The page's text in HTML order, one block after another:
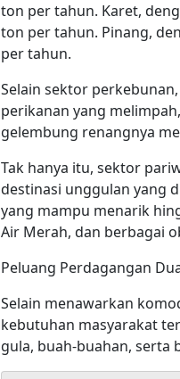
ton per tahun. Karet,
ton per tahun. Pinang,
per tahun.
Selain sektor
perikanan yang
gelembung renangnya
Tak hanya itu, sektor
destinasi unggulan yang
yang mampu menarik
Air Merah, dan berbagai
Peluang Perdagangan
Selain menawarkan
kebutuhan masyarakat
gula, buah-buahan, serta